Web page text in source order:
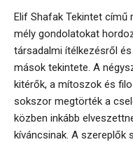
Elif Shafak Tekintet című
mély gondolatokat
társadalmi ítélkezésről
mások tekintete. A
kitérők, a mítoszok és
sokszor megtörték a
közben inkább
kíváncsinak. A szereplők